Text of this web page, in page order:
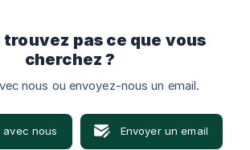
trouvez pas ce que vous
cherchez ?
nous ou envoyez-nous un email.
avec nous Envoyer un email